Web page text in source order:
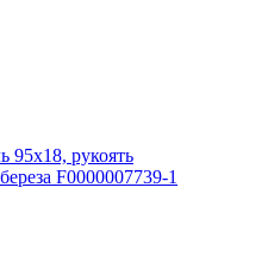
95х18, рукоять
F0000007739-1